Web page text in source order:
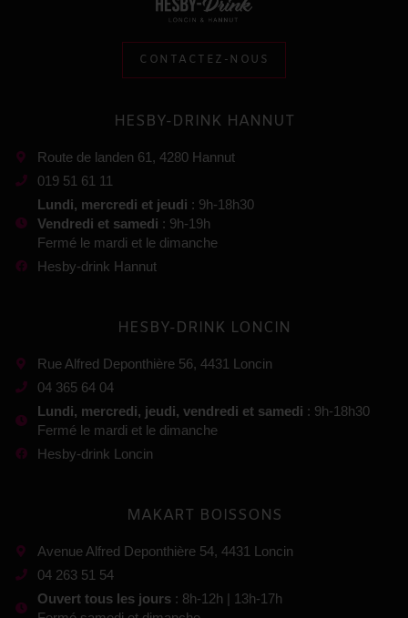
CONTACTEZ-NOUS
HESBY-DRINK HANNUT
Route de landen 61, 4280 Hannut
019 51 61 11
Lundi, mercredi et jeudi : 9h-18h30
Vendredi et samedi : 9h-19h
Fermé le mardi et le dimanche
Hesby-drink Hannut
HESBY-DRINK LONCIN
Rue Alfred Deponthière 56, 4431 Loncin
04 365 64 04
Lundi, mercredi, jeudi, vendredi et samedi : 9h-18h30
Fermé le mardi et le dimanche
Hesby-drink Loncin
MAKART BOISSONS
Avenue Alfred Deponthière 54, 4431 Loncin
04 263 51 54
Ouvert tous les jours : 8h-12h | 13h-17h